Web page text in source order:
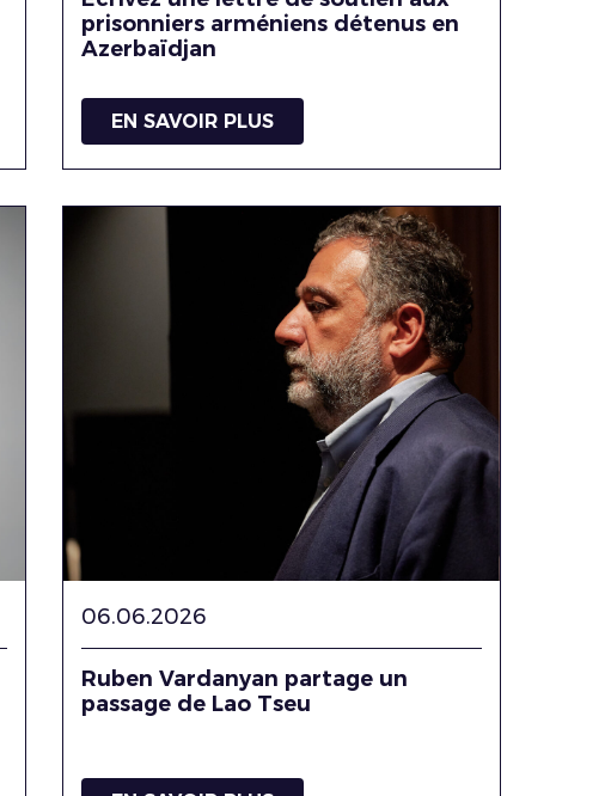
prisonniers arméniens détenus en
Azerbaïdjan
EN SAVOIR PLUS
06.06.2026
Ruben Vardanyan partage un
passage de Lao Tseu